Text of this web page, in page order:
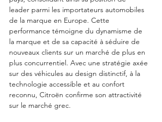
leader parmi les importateurs automobiles
de la marque en Europe. Cette
performance témoigne du dynamisme de
la marque et de sa capacité à séduire de
nouveaux clients sur un marché de plus en
plus concurrentiel. Avec une stratégie axée
sur des véhicules au design distinctif, à la
technologie accessible et au confort
reconnu, Citroën confirme son attractivité
sur le marché grec.